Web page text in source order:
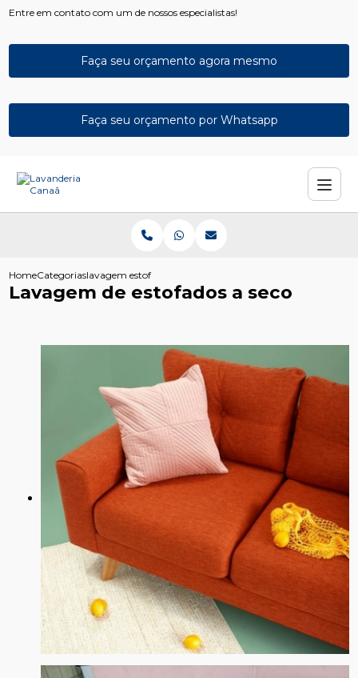
Entre em contato com um de nossos especialistas!
Faça seu orçamento agora mesmo
Faça seu orçamento por Whatsapp
HomeCategoriaslavagem estofados seco
Lavagem de estofados a seco